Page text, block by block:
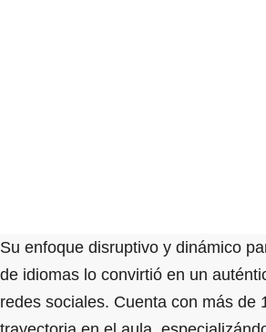
Su enfoque disruptivo y dinámico
de idiomas lo convirtió en un
redes sociales. Cuenta con más de